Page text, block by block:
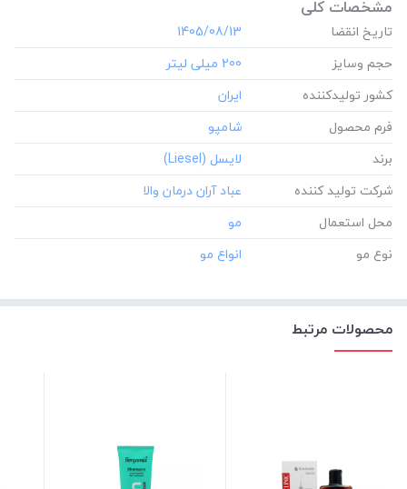
مشخصات کلی
تاریخ انقضا
‎1405/08/13
حجم وسایز
‎200 میلی لیتر
کشور تولید‎کننده
فرم محصول
برند
شرکت تولید کننده
محل استعمال
نوع مو
محصولات مرتبط